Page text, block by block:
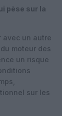
pèse sur la
avec un autre
moteur des
un risque
sur les